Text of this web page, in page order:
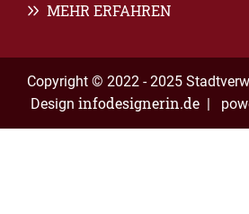
MEHR ERFAHREN
Copyright © 2022 - 2025
Design infodesignerin.de |